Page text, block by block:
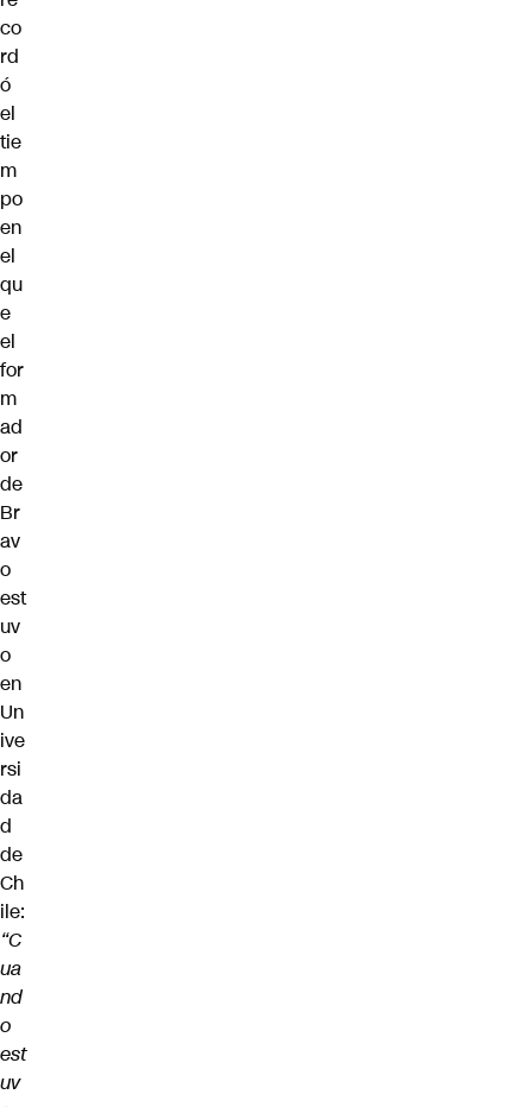
co
rd
ó
el
tie
m
po
en
el
qu
e
el
for
m
ad
or
de
Br
av
o
est
uv
o
en
Un
ive
rsi
da
d
de
Ch
ile:
“C
ua
nd
o
est
uv